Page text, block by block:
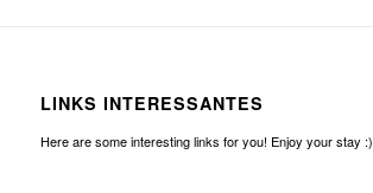
LINKS INTERESSANTES
Here are some interesting links for you! Enjoy your stay :)